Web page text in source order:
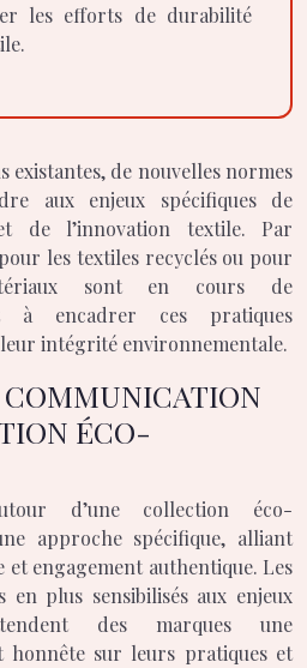
les efforts de durabilité
existantes, de nouvelles normes
aux enjeux spécifiques de
de l’innovation textile. Par
les textiles recyclés ou pour
sont en cours de
à encadrer ces pratiques
intégrité environnementale.
ÉCO-
d’une collection éco-
approche spécifique, alliant
engagement authentique. Les
en plus sensibilisés aux enjeux
des marques une
honnête sur leurs pratiques et